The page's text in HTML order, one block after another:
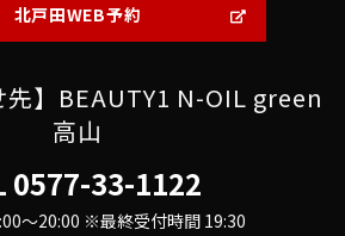
北戸田WEB予約
先】BEAUTY1 N-OIL green
高山
0577-33-1122
～20:00 ※最終受付時間 19:30